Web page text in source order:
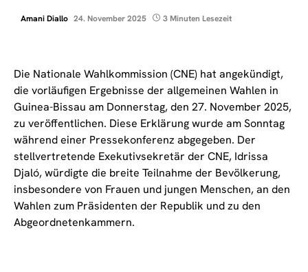
Amani Diallo 24. November 2025 3 Minuten Lesezeit
Die Nationale Wahlkommission (CNE) hat angekündigt,
die vorläufigen Ergebnisse der allgemeinen Wahlen in
Guinea-Bissau am Donnerstag, den 27. November 2025,
zu veröffentlichen. Diese Erklärung wurde am Sonntag
während einer Pressekonferenz abgegeben. Der
stellvertretende Exekutivsekretär der CNE, Idrissa
Djaló, würdigte die breite Teilnahme der Bevölkerung,
insbesondere von Frauen und jungen Menschen, an den
Wahlen zum Präsidenten der Republik und zu den
Abgeordnetenkammern.